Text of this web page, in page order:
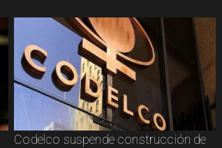
Codelco suspende construcción de